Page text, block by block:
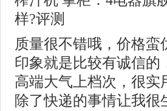
样?评测
质量很不错哦，价格
印象就是比较有诚信的
高端大气上档次，很实
除了快递的事情让我